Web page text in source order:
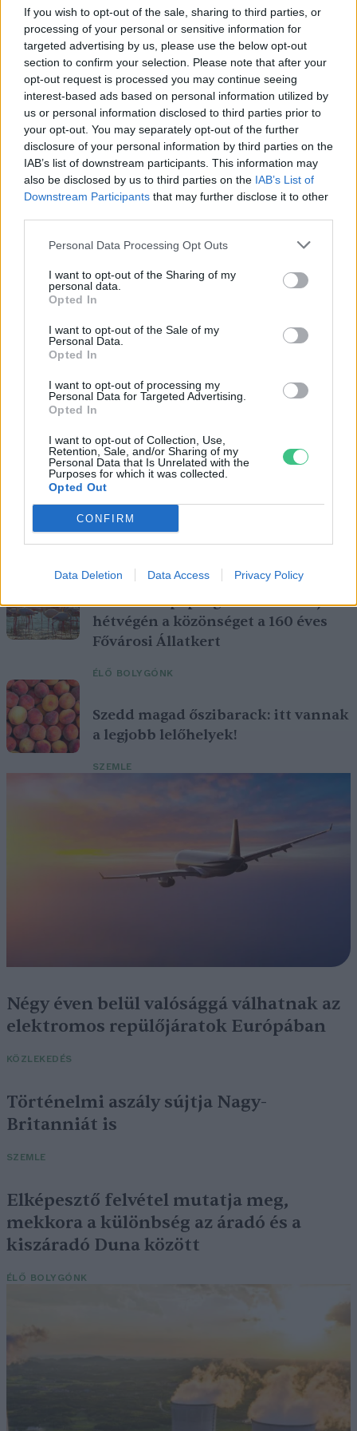
If you wish to opt-out of the sale, sharing to third parties, or
processing of your personal or sensitive information for
targeted advertising by us, please use the below opt-out
section to confirm your selection. Please note that after your
opt-out request is processed you may continue seeing
interest-based ads based on personal information utilized by
us or personal information disclosed to third parties prior to
your opt-out. You may separately opt-out of the further
disclosure of your personal information by third parties on the
IAB’s list of downstream participants. This information may
also be disclosed by us to third parties on the IAB’s List of
Downstream Participants that may further disclose it to other
Personal Data Processing Opt Outs
I want to opt-out of the Sharing of my
personal data.
Opted In
I want to opt-out of the Sale of my
Personal Data.
Opted In
I want to opt-out of processing my
Personal Data for Targeted Advertising.
Opted In
I want to opt-out of Collection, Use,
Retention, Sale, and/or Sharing of my
Personal Data that Is Unrelated with the
Purposes for which it was collected.
Opted Out
CONFIRM
Data Deletion Data Access Privacy Policy
Cickafark – Az évezredek óta
ismert gyógynövény
Börzsey Barbara 1 perc
Ezt a növényt már az őskorban is ismerték, a népi gyógyászatban
pedig ma is számos betegség ellen használják.
Születésnapi programokkal várja a
hétvégén a közönséget a 160 éves
Fővárosi Állatkert
ÉLŐ BOLYGÓNK
Szedd magad őszibarack: itt vannak
a legjobb lelőhelyek!
SZEMLE
Négy éven belül valósággá válhatnak az
elektromos repülőjáratok Európában
KÖZLEKEDÉS
Történelmi aszály sújtja Nagy-
Britanniát is
SZEMLE
Elképesztő felvétel mutatja meg,
mekkora a különbség az áradó és a
kiszáradó Duna között
ÉLŐ BOLYGÓNK